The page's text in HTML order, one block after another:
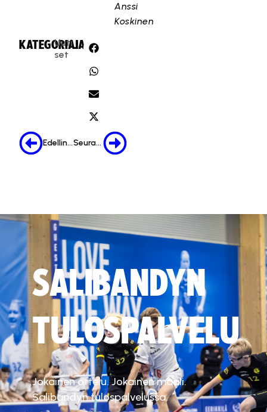
Anssi
Koskinen
KATEGORIA:
Uuti
set
JAA:
Edellinen Seuraava
SALIBANDYN
TULOSPALVELU
Jokainen ottelu. Jokainen maali.
Salibandyn tulospalvelussa.